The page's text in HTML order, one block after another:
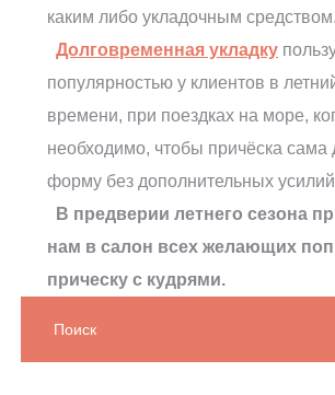
каким либо укладочным средством.
Долговременная укладку
популярностью у клиентов в
времени, при поездках на море,
необходимо, чтобы причёска сама
форму без дополнительных
В предверии летнего сезона
нам в салон всех желающих
прическу с кудрями.